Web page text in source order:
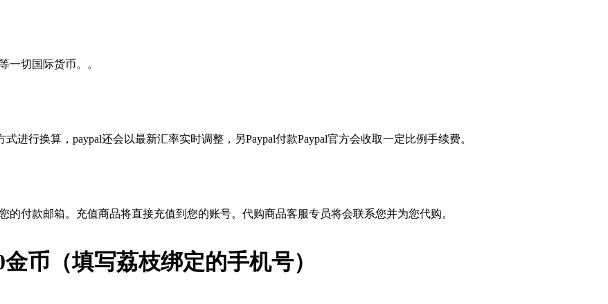
一切国际货币。。
进行换算，paypal还会以最新汇率实时调整，另Paypal付款Paypal官方会收取一定比例手续费。
付款邮箱。充值商品将直接充值到您的账号。代购商品客服专员将会联系您并为您代购。
币（填写荔枝绑定的手机号）